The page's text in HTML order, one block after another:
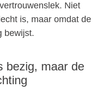
Niet
is, maar omdat de
bewijst.
bezig, maar de